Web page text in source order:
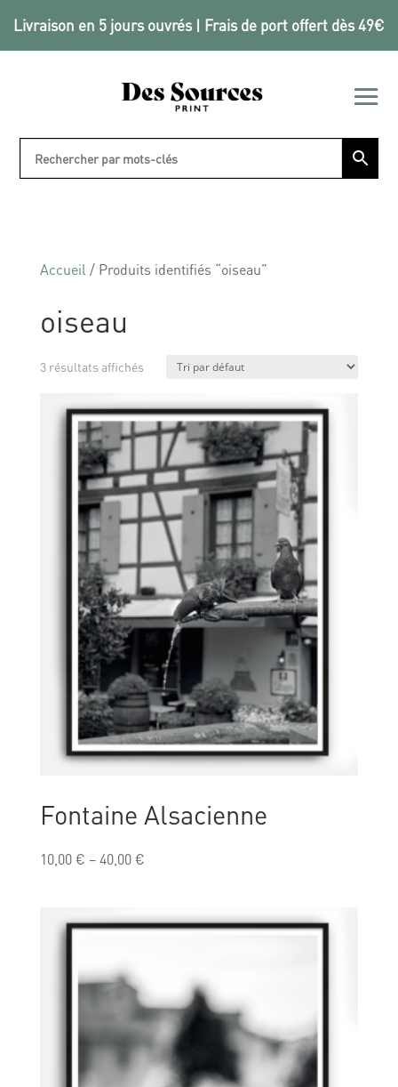
Livraison en 5 jours ouvrés | Frais de port offert dès 49€
Accueil / Produits identifiés “oiseau”
oiseau
3 résultats affichés
Fontaine Alsacienne
10,00€ –40,00€